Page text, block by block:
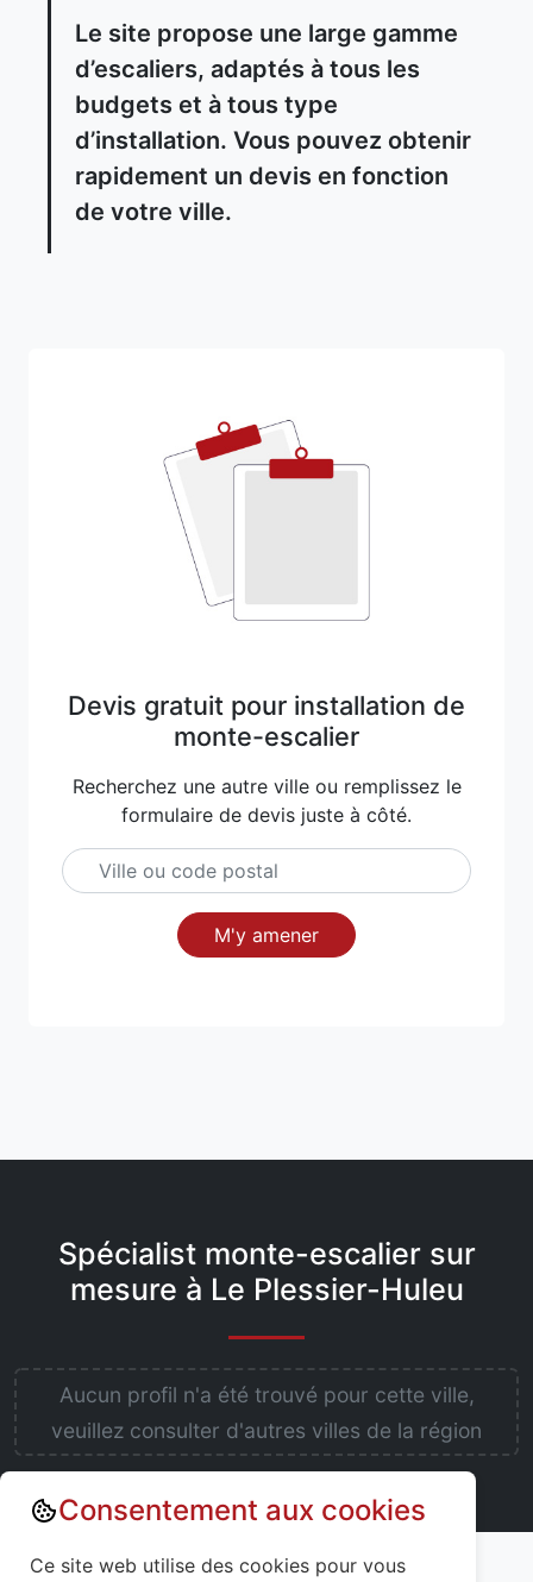
Le site propose une large gamme
d’escaliers, adaptés à tous les
budgets et à tous type
d’installation. Vous pouvez obtenir
rapidement un devis en fonction
de votre ville.
Devis gratuit pour installation de
monte-escalier
Recherchez une autre ville ou remplissez le
formulaire de devis juste à côté.
M'y amener
Spécialist monte-escalier sur
mesure à Le Plessier-Huleu
Aucun profil n'a été trouvé pour cette ville,
veuillez consulter d'autres villes de la région
Annuaire : Monte escalier
Aisne (02)
Consentement aux cookies
Ce site web utilise des cookies pour vous